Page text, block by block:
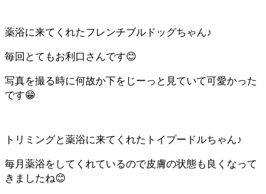
薬浴に来てくれたフレンチブルドッグちゃん♪
毎回とてもお利口さんです😊
写真を撮る時に何故か下をじーっと見ていて可愛かった
です😁
トリミングと薬浴に来てくれたトイプードルちゃん♪
毎月薬浴をしてくれているので皮膚の状態も良くなって
きましたね😊